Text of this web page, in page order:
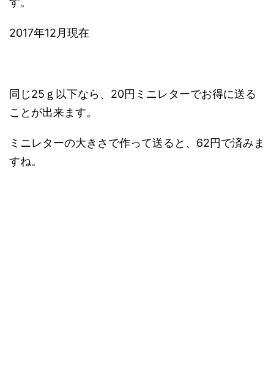
2017年12月現在
同じ25ｇ以下なら、20円ミニレターでお得に送る
ことが出来ます。
ミニレターの大きさで作って送ると、62円で済みま
すね。